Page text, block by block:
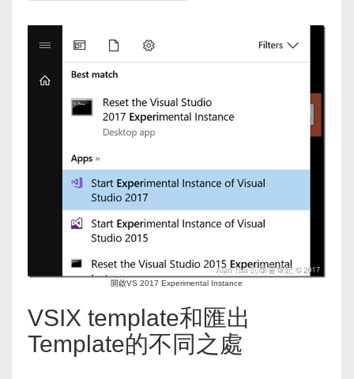
開啟VS 2017 Experimental Instance
VSIX template和匯出
Template的不同之處